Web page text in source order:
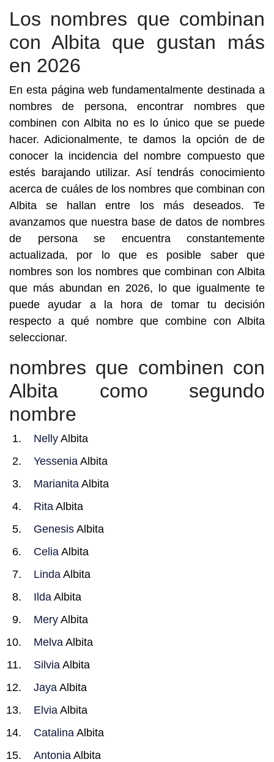
Los nombres que combinan
con Albita que gustan más
en 2026
En esta página web fundamentalmente destinada a
nombres de persona, encontrar nombres que
combinen con Albita no es lo único que se puede
hacer. Adicionalmente, te damos la opción de de
conocer la incidencia del nombre compuesto que
estés barajando utilizar. Así tendrás conocimiento
acerca de cuáles de los nombres que combinan con
Albita se hallan entre los más deseados. Te
avanzamos que nuestra base de datos de nombres
de persona se encuentra constantemente
actualizada, por lo que es posible saber que
nombres son los nombres que combinan con Albita
que más abundan en 2026, lo que igualmente te
puede ayudar a la hora de tomar tu decisión
respecto a qué nombre que combine con Albita
seleccionar.
nombres que combinen con
Albita como segundo
nombre
Nelly Albita
Yessenia Albita
Marianita Albita
Rita Albita
Genesis Albita
Celia Albita
Linda Albita
Ilda Albita
Mery Albita
Melva Albita
Silvia Albita
Jaya Albita
Elvia Albita
Catalina Albita
Antonia Albita